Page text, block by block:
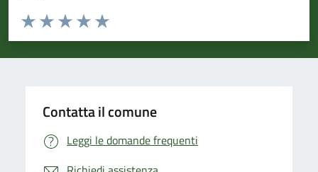
Valuta da 1 a 5 stelle la pagina
Valuta 5 stelle su 5
Valuta 4 stelle su 5
Valuta 3 stelle su 5
Valuta 2 stelle su 5
Valuta 1 stelle su 5
Contatta il comune
Leggi le domande frequenti